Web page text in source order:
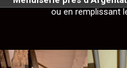
ou en remplissant